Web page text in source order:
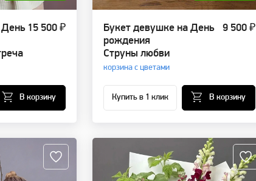
День 15 500 ₽
В корзину
Букет девушке на День
рождения
Струны любви
корзина с цветами
9 500 ₽
Купить в 1 клик В корзину